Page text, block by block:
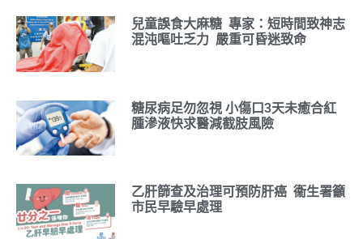
兒童誤食大麻糖 專家：短時間致神志
混沌嘔吐乏力 嚴重可昏迷致命
糖尿病足勿忽視 小傷口3天未癒合紅
腫滲液快求醫減截肢風險
乙肝篩查及治理可預防肝癌 衞生署籲
市民早驗早處理